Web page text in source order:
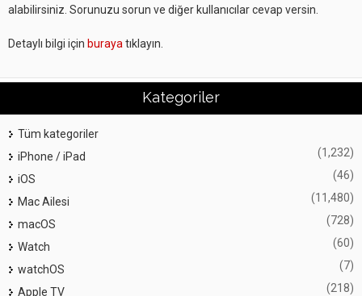
alabilirsiniz. Sorunuzu sorun ve diğer kullanıcılar cevap versin.
Detaylı bilgi için buraya tıklayın.
Kategoriler
Tüm kategoriler
iPhone / iPad
(1,232)
iOS (46)
Mac Ailesi (11,480)
macOS (728)
Watch (60)
watchOS (7)
Apple TV (218)